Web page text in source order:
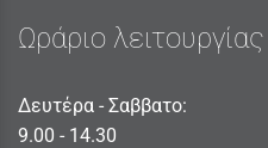
Ωράριο λειτουργίας
Δευτέρα - Σαββατο:
9.00 - 14.30